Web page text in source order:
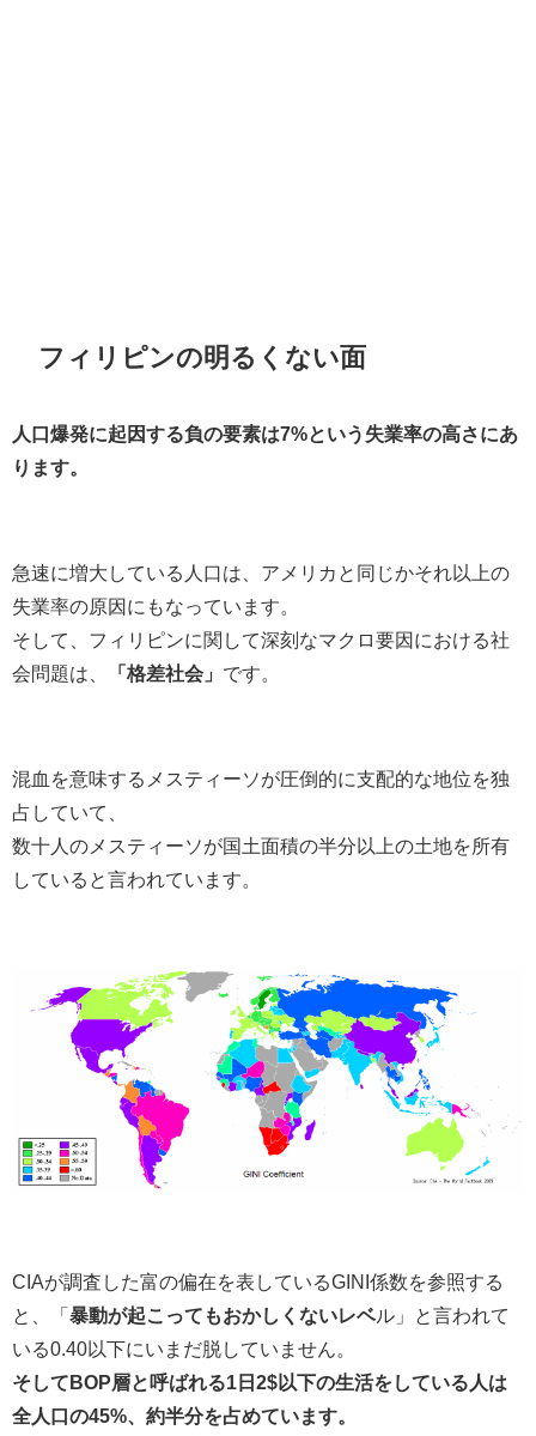
フィリピンの明るくない面
人口爆発に起因する負の要素は7%という失業率の高さにあ
ります。
急速に増大している人口は、アメリカと同じかそれ以上の
失業率の原因にもなっています。
そして、フィリピンに関して深刻なマクロ要因における社
会問題は、
「格差社会」 です。
混血を意味するメスティーソが圧倒的に支配的な地位を独
占していて、
数十人のメスティーソが国土面積の半分以上の土地を所有
していると言われています。
CIAが調査した富の偏在を表しているGINI係数を参照する
と、「 暴動が起こってもおかしくないレベル」と言われて
いる0.40以下にいまだ脱していません。
そしてBOP層と呼ばれる1日2$以下の生活をしている人は
全人口の45%、約半分を占めています。